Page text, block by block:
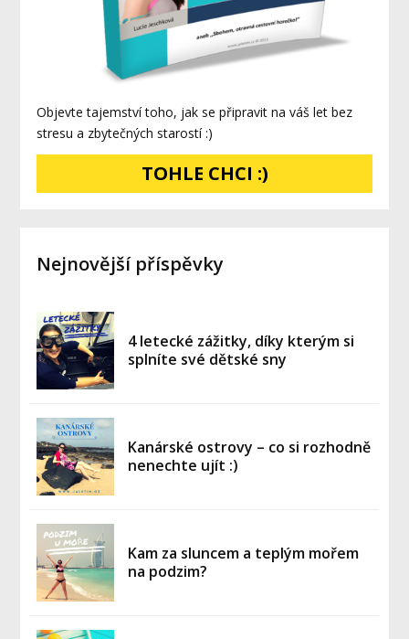
Objevte tajemství toho, jak se připravit na váš let bez
stresu a zbytečných starostí :)
TOHLE CHCI :)
Nejnovější příspěvky
4 letecké zážitky, díky kterým si
splníte své dětské sny
Kanárské ostrovy – co si rozhodně
nenechte ujít :)
Kam za sluncem a teplým mořem
na podzim?